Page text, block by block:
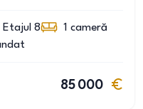
Etajul 8 1 cameră
85 000